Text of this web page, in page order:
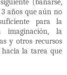
(bañarse,
años que aún no
para la
imaginación, la
y otros recursos
la tarea que